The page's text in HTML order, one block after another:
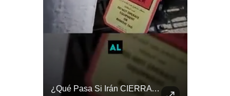
¿Qué Pasa Si Irán CIERRA El Estrecho De Ormuz? | #radar24